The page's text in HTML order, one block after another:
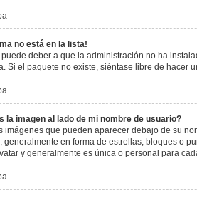
no está en la lista!
puede deber a que la administración no ha
Si el paquete no existe, siéntase libre de hacer
la imagen al lado de mi nombre de usuario?
imágenes que pueden aparecer debajo de su
generalmente en forma de estrellas, bloques o
y generalmente es única o personal para